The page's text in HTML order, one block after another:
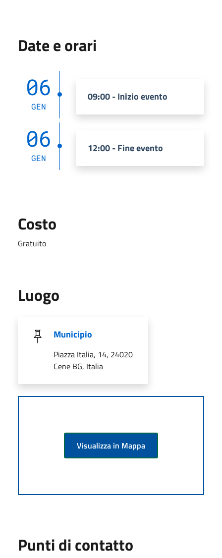
Date e orari
06
GEN
09:00 - Inizio evento
06
GEN
12:00 - Fine evento
Costo
Gratuito
Luogo
Municipio
Piazza Italia, 14, 24020
Cene BG, Italia
Visualizza in Mappa
Punti di contatto